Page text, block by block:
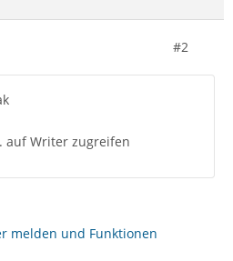
#2
auf Writer zugreifen
melden und Funktionen